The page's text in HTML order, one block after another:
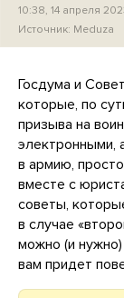
10:38, 14 апреля
Источник: Meduza
Госдума и
которые, по
призыва на
электронными,
в армию,
вместе с
советы,
в случае
можно (и
вам придет